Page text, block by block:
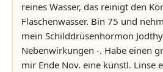
reines Wasser, das reinigt den
Flaschenwasser. Bin 75 und
mein Schilddrüsenhormon
Nebenwirkungen -. Habe einen
mir Ende Nov. eine künstl. Linse